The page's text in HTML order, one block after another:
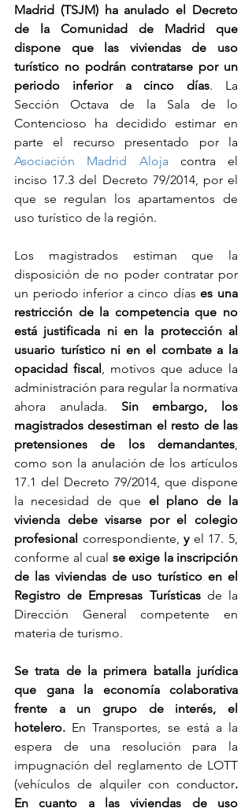
Madrid (TSJM) ha anulado el Decreto
de la Comunidad de Madrid que
dispone que las viviendas de uso
turístico no podrán contratarse por un
periodo inferior a cinco días. La
Sección Octava de la Sala de lo
Contencioso ha decidido estimar en
Asociación Madrid Aloja contra el
inciso 17.3 del Decreto 79/2014, por el
que se regulan los apartamentos de
uso turístico de la región.
Los magistrados estiman que la
disposición de no poder contratar por
un periodo inferior a cinco días es una
restricción de la competencia que no
está justificada ni en la protección al
usuario turístico ni en el combate a la
opacidad fiscal , motivos que aduce la
administración para regular la normativa
ahora anulada. Sin embargo, los
magistrados desestiman el resto de las
pretensiones de los demandantes,
como son la anulación de los artículos
17.1 del Decreto 79/2014, que dispone
la necesidad de que el plano de la
vivienda debe visarse por el colegio
profesional correspondiente, y el 17. 5,
conforme al cual se exige la inscripción
de las viviendas de uso turístico en el
Registro de Empresas Turísticas de la
Dirección General competente en
materia de turismo.
Se trata de la primera batalla jurídica
que gana la economía colaborativa
frente a un grupo de interés, el
hotelero. En Transportes, se está a la
espera de una resolución para la
impugnación del reglamento de LOTT
(vehículos de alquiler con conductor.
En cuanto a las viviendas de uso